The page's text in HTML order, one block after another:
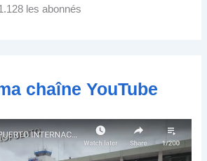
les abonnés
chaîne YouTube